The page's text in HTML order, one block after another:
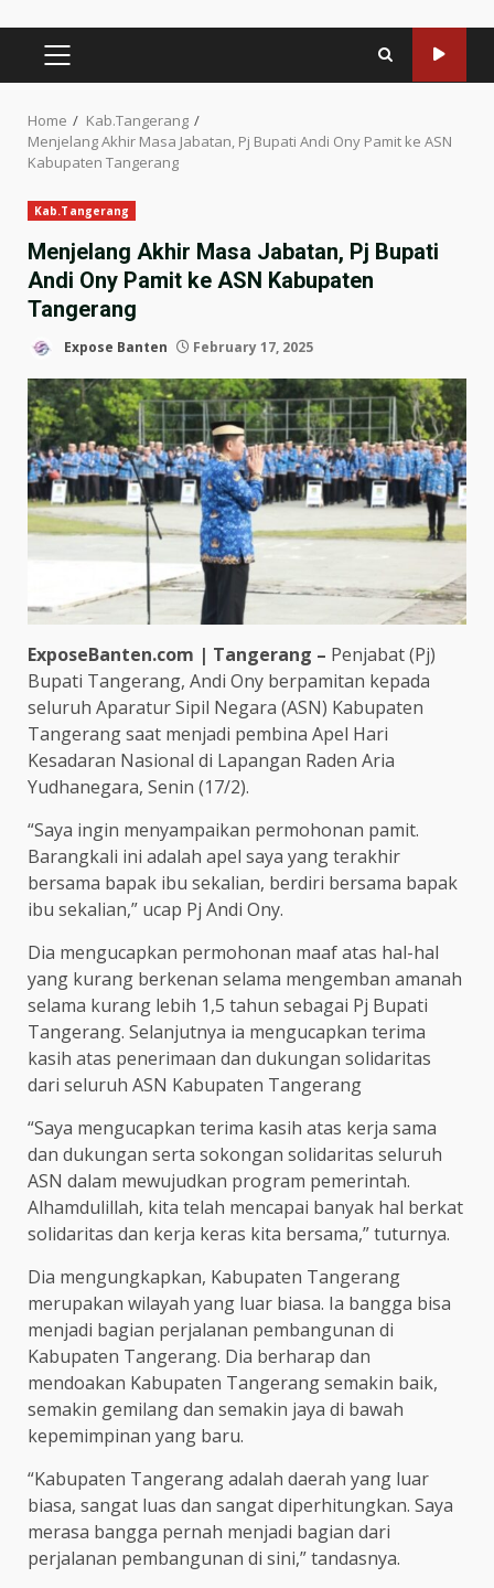
PRIMARY
MENU
Home
Kab.Tangerang
Menjelang Akhir Masa Jabatan, Pj Bupati Andi Ony Pamit ke ASN
Kabupaten Tangerang
Kab.Tangerang
Menjelang Akhir Masa Jabatan, Pj Bupati
Andi Ony Pamit ke ASN Kabupaten
Tangerang
Expose Banten February 17, 2025
ExposeBanten.com | Tangerang – Penjabat (Pj)
Bupati Tangerang, Andi Ony berpamitan kepada
seluruh Aparatur Sipil Negara (ASN) Kabupaten
Tangerang saat menjadi pembina Apel Hari
Kesadaran Nasional di Lapangan Raden Aria
Yudhanegara, Senin (17/2).
“Saya ingin menyampaikan permohonan pamit.
Barangkali ini adalah apel saya yang terakhir
bersama bapak ibu sekalian, berdiri bersama bapak
ibu sekalian,” ucap Pj Andi Ony.
Dia mengucapkan permohonan maaf atas hal-hal
yang kurang berkenan selama mengemban amanah
selama kurang lebih 1,5 tahun sebagai Pj Bupati
Tangerang. Selanjutnya ia mengucapkan terima
kasih atas penerimaan dan dukungan solidaritas
dari seluruh ASN Kabupaten Tangerang
“Saya mengucapkan terima kasih atas kerja sama
dan dukungan serta sokongan solidaritas seluruh
ASN dalam mewujudkan program pemerintah.
Alhamdulillah, kita telah mencapai banyak hal berkat
solidaritas dan kerja keras kita bersama,” tuturnya.
Dia mengungkapkan, Kabupaten Tangerang
merupakan wilayah yang luar biasa. Ia bangga bisa
menjadi bagian perjalanan pembangunan di
Kabupaten Tangerang. Dia berharap dan
mendoakan Kabupaten Tangerang semakin baik,
semakin gemilang dan semakin jaya di bawah
kepemimpinan yang baru.
“Kabupaten Tangerang adalah daerah yang luar
biasa, sangat luas dan sangat diperhitungkan. Saya
merasa bangga pernah menjadi bagian dari
perjalanan pembangunan di sini,” tandasnya.